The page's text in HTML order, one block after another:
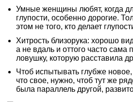
Умные женщины любят, когда
глупости, особенно дорогие.
этом не того, кто делает
Хитрость близорука: хорошо
а не вдаль и оттого часто сама
ловушку, которую расставила
Чтоб испытывать глубже
что свое, нужно, чтоб тут же
была параллель другой,